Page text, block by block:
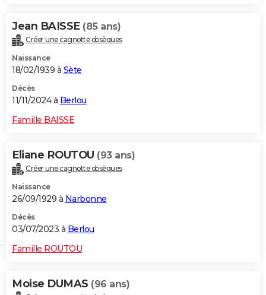
Jean BAISSE (85 ans)
Créer une cagnotte obsèques
Naissance
18/02/1939 à Sète
Décès
11/11/2024 à Berlou
Famille BAISSE
Eliane ROUTOU (93 ans)
Créer une cagnotte obsèques
Naissance
26/09/1929 à Narbonne
Décès
03/07/2023 à Berlou
Famille ROUTOU
Moise DUMAS (96 ans)